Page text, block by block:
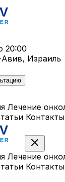
20:00
Израиль
Лечение
Контакты
Лечение
Контакты